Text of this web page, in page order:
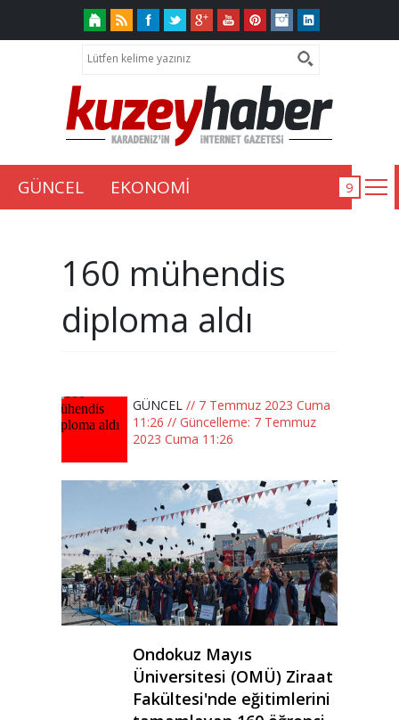
GÜNCEL EKONOMİ
160 mühendis
diploma aldı
GÜNCEL // 7 Temmuz 2023 Cuma
11:26 // Güncelleme: 7 Temmuz
2023 Cuma 11:26
Ondokuz Mayıs
Üniversitesi (OMÜ) Ziraat
Fakültesi'nde eğitimlerini